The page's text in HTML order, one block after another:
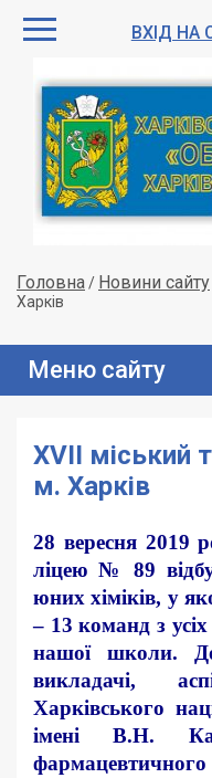
ВХІД НА
Головна/ Новини сайту
Харків
Меню сайту
ХVІІ міський
м. Харків
28 вересня 2019
ліцею № 89
юних хіміків, у
– 13 команд з
нашої школи.
викладачі,
Харківського
імені В.Н.
фармацевтичного